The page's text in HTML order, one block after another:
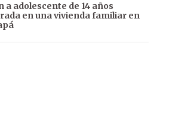
a adolescente de 14 años
en una vivienda familiar en